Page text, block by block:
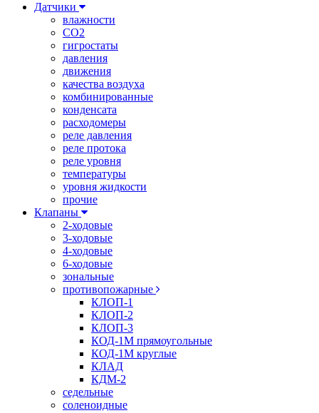
Датчики
влажности
CO2
гигростаты
давления
движения
качества воздуха
комбинированные
конденсата
расходомеры
реле давления
реле протока
реле уровня
температуры
уровня жидкости
прочие
Клапаны
2-ходовые
3-ходовые
4-ходовые
6-ходовые
зональные
противопожарные
КЛОП-1
КЛОП-2
КЛОП-3
КОД-1М прямоугольные
КОД-1М круглые
КЛАД
КДМ-2
седельные
соленоидные